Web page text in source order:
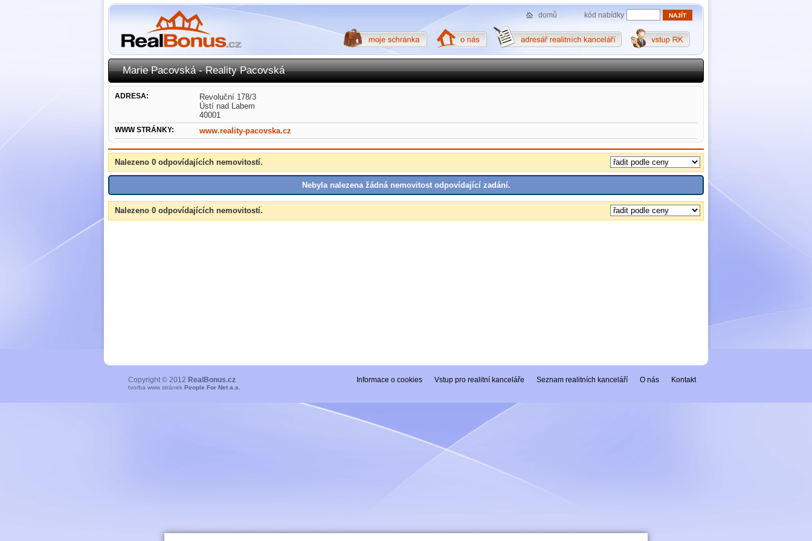
Marie Pacovská - Reality Pacovská
ADRESA:
Revoluční 178/3
Ústí nad Labem
40001
WWW STRÁNKY: www.reality-pacovska.cz
Nalezeno 0 odpovídajících nemovitostí.
Nebyla nalezena žádná nemovitost odpovídající zadání.
Nalezeno 0 odpovídajících nemovitostí.
kód nabídky
domů
Kontakt
O nás
Seznam realitních kanceláří
Vstup pro realitní kanceláře
Informace o cookies
Copyright © 2012 RealBonus.cz
tvorba www stránek People For Net a.s.